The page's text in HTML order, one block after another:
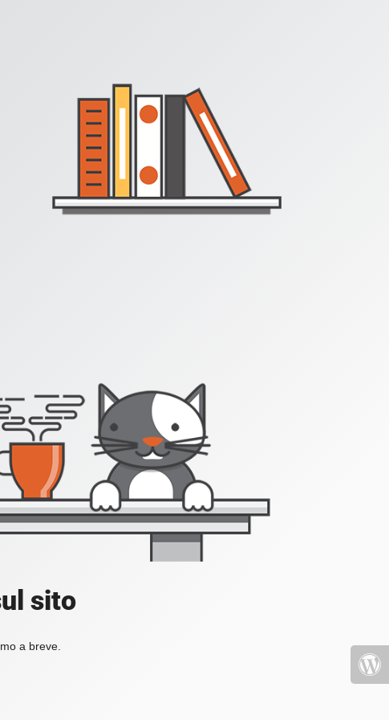
sito
a breve.